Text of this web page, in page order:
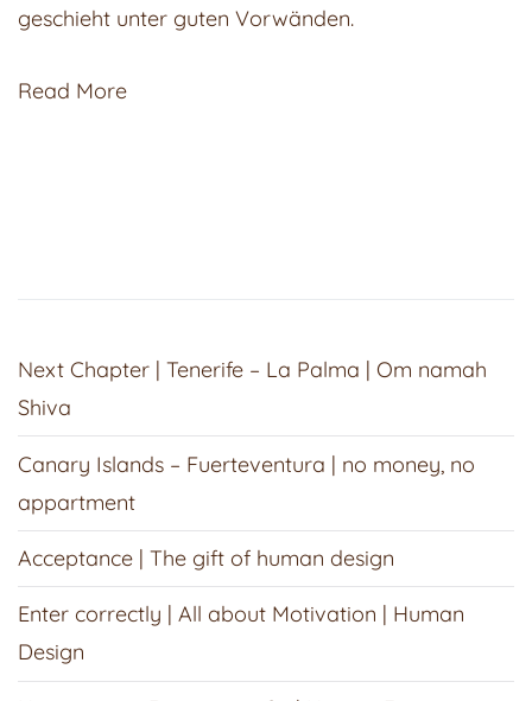
geschieht unter guten Vorwänden.
Read More
Next Chapter | Tenerife – La Palma | Om namah
Shiva
Canary Islands – Fuerteventura | no money, no
appartment
Acceptance | The gift of human design
Enter correctly | All about Motivation | Human
Design